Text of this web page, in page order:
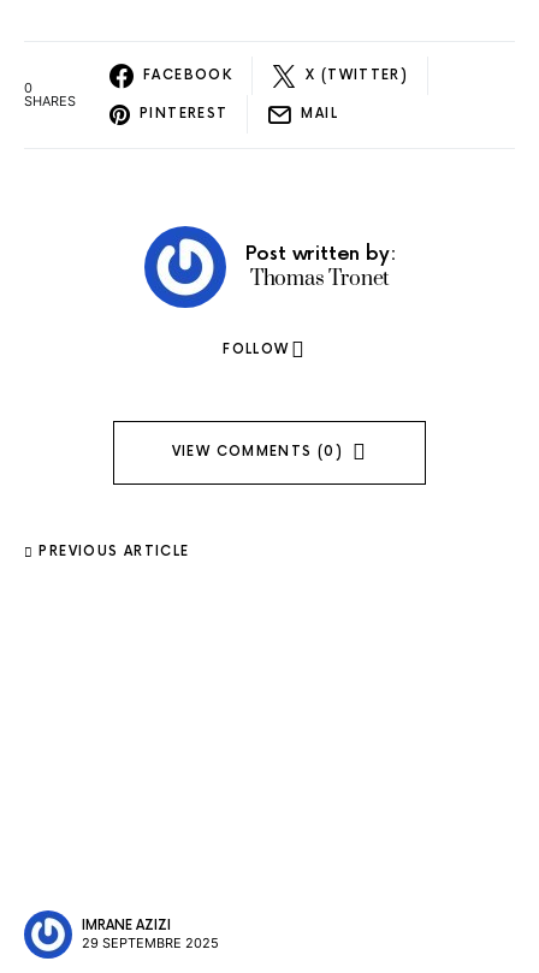
0
SHARES
FACEBOOK X (TWITTER)
PINTEREST MAIL
Post written by:
Thomas Tronet
FOLLOW
VIEW COMMENTS (0)
PREVIOUS ARTICLE
IMRANE AZIZI
29 SEPTEMBRE 2025